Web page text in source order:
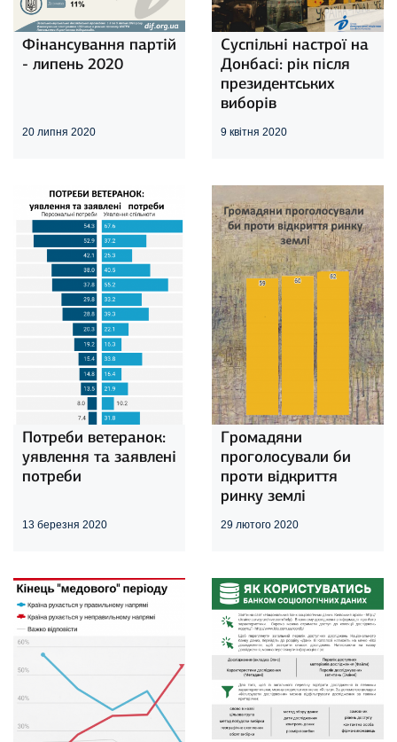
Фінансування партій
- липень 2020
20 липня 2020
Суспільні настрої на
Донбасі: рік після
президентських
виборів
9 квітня 2020
Потреби ветеранок:
уявлення та заявлені
потреби
13 березня 2020
Громадяни
проголосували би
проти відкриття
ринку землі
29 лютого 2020